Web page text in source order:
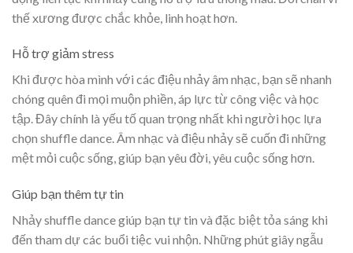
thế xương được chắc khỏe, linh hoạt hơn.
Hỗ trợ giảm stress
Khi được hòa mình với các điệu nhảy âm nhạc, bạn sẽ nhanh
chóng quên đi mọi muộn phiền, áp lực từ công việc và học
tập. Đây chính là yếu tố quan trọng nhất khi người học lựa
chọn shuffle dance. Âm nhạc và điệu nhảy sẽ cuốn đi những
mệt mỏi cuộc sống, giúp bạn yêu đời, yêu cuộc sống hơn.
Giúp bạn thêm tự tin
Nhảy shuffle dance giúp bạn tự tin và đặc biệt tỏa sáng khi
đến tham dự các buổi tiệc vui nhộn. Những phút giây ngẫu